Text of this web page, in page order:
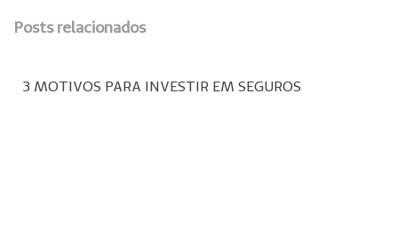
Posts relacionados
3 MOTIVOS PARA INVESTIR EM SEGUROS